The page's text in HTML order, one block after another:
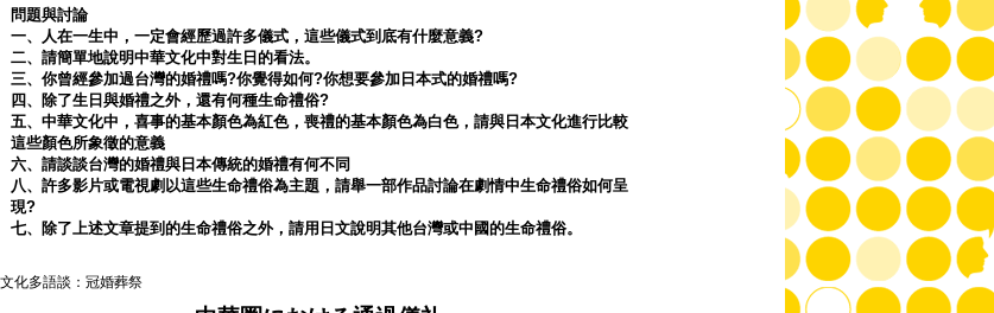
問題與討論
一、人在一生中，一定會經歷過許多儀式，這些儀式到底有什麼意義?
二、請簡單地說明中華文化中對生日的看法。
三、你曾經參加過台灣的婚禮嗎?你覺得如何?你想要參加日本式的婚禮嗎?
四、除了生日與婚禮之外，還有何種生命禮俗?
五、中華文化中，喜事的基本顏色為紅色，喪禮的基本顏色為白色，請與日本文化進行比較
這些顏色所象徵的意義
六、請談談台灣的婚禮與日本傳統的婚禮有何不同
八、許多影片或電視劇以這些生命禮俗為主題，請舉一部作品討論在劇情中生命禮俗如何呈
現?
七、除了上述文章提到的生命禮俗之外，請用日文說明其他台灣或中國的生命禮俗。
化多語談：冠婚葬祭